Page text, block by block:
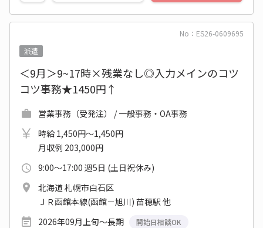
No：ES26-0609695
派遣
＜9月＞9~17時×残業なし◎入力メインのコツ
コツ事務★1450円↑
営業事務（受発注） / 一般事務・OA事務
時給 1,450円～1,450円
月収例 203,000円
9:00～17:00 週5日 (土日祝休み)
北海道 札幌市白石区
ＪＲ函館本線(函館－旭川) 苗穂駅 他
2026年09月上旬～長期
開始日相談OK